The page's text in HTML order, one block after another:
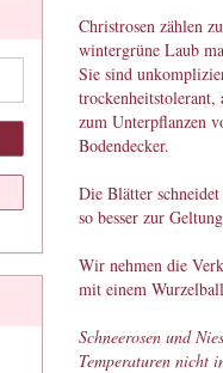
Christrosen zählen
wintergrüne Laub
Sie sind
trockenheitstolerant,
zum Unterpflanzen
Bodendecker.
Die Blätter
so besser zur
Wir nehmen die
mit einem
Schneerosen und
Temperaturen nicht